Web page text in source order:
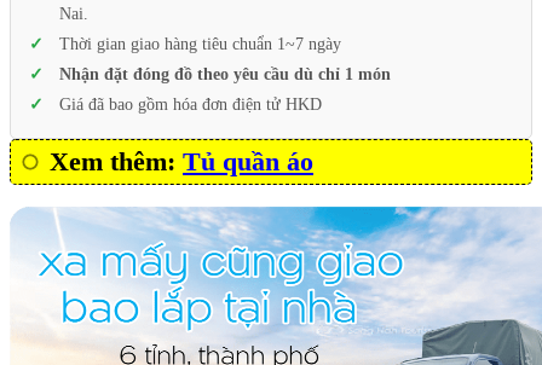
Nai.
Thời gian giao hàng tiêu chuẩn 1~7 ngày
Nhận đặt đóng đồ theo yêu cầu dù chỉ 1 món
Giá đã bao gồm hóa đơn điện tử HKD
Xem thêm: Tủ quần áo